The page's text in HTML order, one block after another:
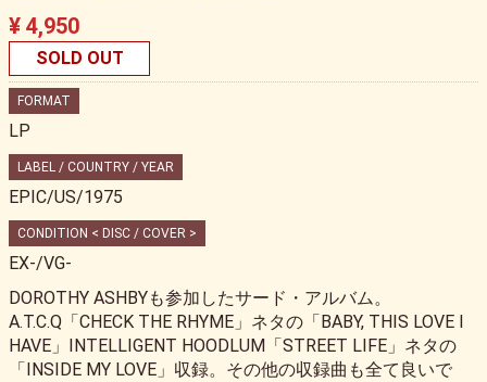
¥ 4,950
SOLD OUT
FORMAT
LP
LABEL / COUNTRY / YEAR
EPIC/US/1975
CONDITION < DISC / COVER >
EX-/VG-
DOROTHY ASHBYも参加したサード・アルバム。
A.T.C.Q「CHECK THE RHYME」ネタの「BABY, THIS LOVE I
HAVE」INTELLIGENT HOODLUM「STREET LIFE」ネタの
「INSIDE MY LOVE」収録。その他の収録曲も全て良いで